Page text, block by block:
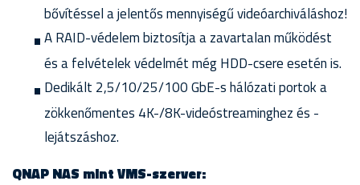
bővítéssel a jelentős mennyiségű videóarchiváláshoz!
A RAID-védelem biztosítja a zavartalan működést
és a felvételek védelmét még HDD-csere esetén is.
Dedikált 2,5/10/25/100 GbE-s hálózati portok a
zökkenőmentes 4K-/8K-videóstreaminghez és -
lejátszáshoz.
QNAP NAS mint VMS-szerver: